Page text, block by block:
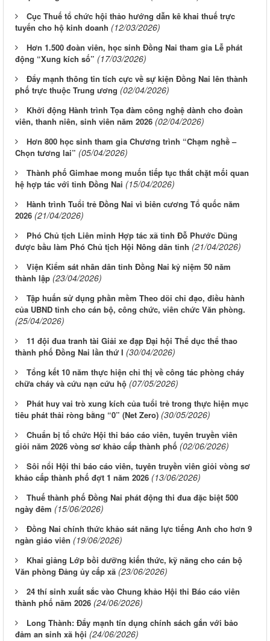
Cục Thuế tổ chức hội thảo hướng dẫn kê khai thuế trực
tuyến cho hộ kinh doanh (12/03/2026)
Hơn 1.500 đoàn viên, học sinh Đồng Nai tham gia Lễ phát
động “Xung kích số” (17/03/2026)
Đẩy mạnh thông tin tích cực về sự kiện Đồng Nai lên thành
phố trực thuộc Trung ương (02/04/2026)
Khởi động Hành trình Tọa đàm công nghệ dành cho đoàn
viên, thanh niên, sinh viên năm 2026 (02/04/2026)
Hơn 800 học sinh tham gia Chương trình “Chạm nghề –
Chọn tương lai” (05/04/2026)
Thành phố Gimhae mong muốn tiếp tục thắt chặt mối quan
hệ hợp tác với tỉnh Đồng Nai (15/04/2026)
Hành trình Tuổi trẻ Đồng Nai vì biên cương Tổ quốc năm
2026 (21/04/2026)
Phó Chủ tịch Liên minh Hợp tác xã tỉnh Đỗ Phước Dũng
được bầu làm Phó Chủ tịch Hội Nông dân tỉnh (21/04/2026)
Viện Kiểm sát nhân dân tỉnh Đồng Nai kỷ niệm 50 năm
thành lập (23/04/2026)
Tập huấn sử dụng phần mềm Theo dõi chỉ đạo, điều hành
của UBND tỉnh cho cán bộ, công chức, viên chức Văn phòng.
(25/04/2026)
11 đội đua tranh tài Giải xe đạp Đại hội Thể dục thể thao
thành phố Đồng Nai lần thứ I (30/04/2026)
Tổng kết 10 năm thực hiện chỉ thị về công tác phòng cháy
chữa cháy và cứu nạn cứu hộ (07/05/2026)
Phát huy vai trò xung kích của tuổi trẻ trong thực hiện mục
tiêu phát thải ròng bằng “0” (Net Zero) (30/05/2026)
Chuẩn bị tổ chức Hội thi báo cáo viên, tuyên truyền viên
giỏi năm 2026 vòng sơ khảo cấp thành phố (02/06/2026)
Sôi nổi Hội thi báo cáo viên, tuyên truyền viên giỏi vòng sơ
khảo cấp thành phố đợt 1 năm 2026 (13/06/2026)
Thuế thành phố Đồng Nai phát động thi đua đặc biệt 500
ngày đêm (15/06/2026)
Đồng Nai chính thức khảo sát năng lực tiếng Anh cho hơn 9
ngàn giáo viên (19/06/2026)
Khai giảng Lớp bồi dưỡng kiến thức, kỹ năng cho cán bộ
Văn phòng Đảng ủy cấp xã (23/06/2026)
24 thí sinh xuất sắc vào Chung khảo Hội thi Báo cáo viên
thành phố năm 2026 (24/06/2026)
Long Thành: Đẩy mạnh tín dụng chính sách gắn với bảo
đảm an sinh xã hội (24/06/2026)